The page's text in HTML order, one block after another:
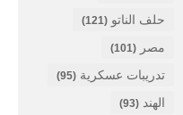
حلف الناتو (121)
مصر (101)
تدريبات عسكرية (95)
الهند (93)